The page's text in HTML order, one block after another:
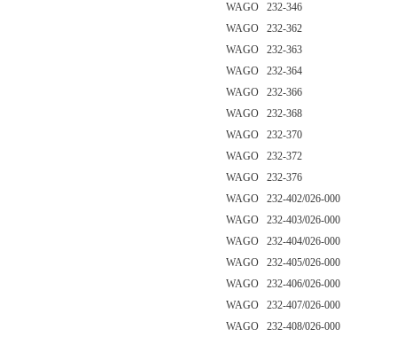
WAGO 232-346
WAGO 232-362
WAGO 232-363
WAGO 232-364
WAGO 232-366
WAGO 232-368
WAGO 232-370
WAGO 232-372
WAGO 232-376
WAGO 232-402/026-000
WAGO 232-403/026-000
WAGO 232-404/026-000
WAGO 232-405/026-000
WAGO 232-406/026-000
WAGO 232-407/026-000
WAGO 232-408/026-000